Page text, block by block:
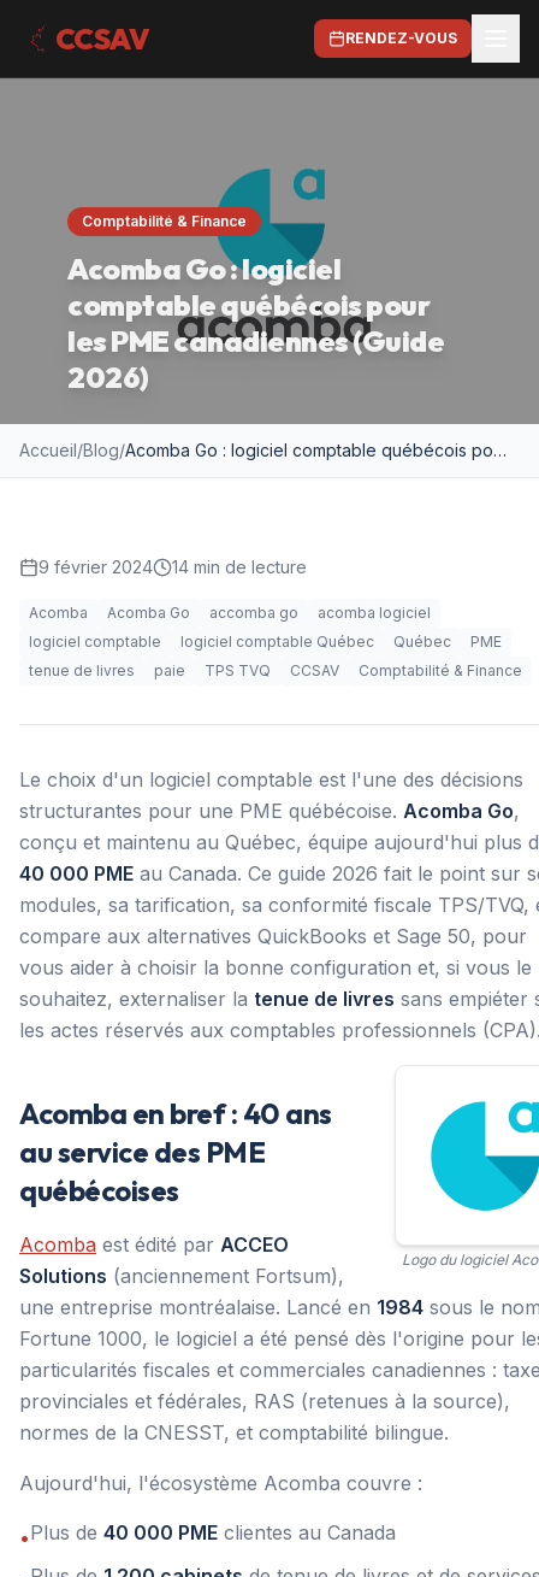
CCSAV RENDEZ-VOUS
Comptabilité & Finance
Acomba Go : logiciel
comptable québécois pour
les PME canadiennes (Guide
2026)
Accueil/Blog/ Acomba Go : logiciel comptable québécois pour les PME canadiennes (Guide 2026)
9 février 2024 14 min de lecture
Acomba Acomba Go accomba go
acomba logiciel
logiciel comptable
logiciel comptable Québec Québec
PME
tenue de livres
paie TPS TVQ CCSAV Comptabilité & Finance
Le choix d'un logiciel comptable est l'une des décisions
structurantes pour une PME québécoise. Acomba Go,
conçu et maintenu au Québec, équipe aujourd'hui plus
40 000 PME au Canada. Ce guide 2026 fait le point sur
modules, sa tarification, sa conformité fiscale TPS/TVQ,
compare aux alternatives QuickBooks et Sage 50, pour
vous aider à choisir la bonne configuration et, si vous le
souhaitez, externaliser la tenue de livres sans empiéter
les actes réservés aux comptables professionnels
Logo du logiciel
Acomba en bref : 40 ans
au service des PME
québécoises
Acomba est édité par ACCEO
Solutions (anciennement Fortsum),
une entreprise montréalaise. Lancé en 1984 sous le
Fortune 1000, le logiciel a été pensé dès l'origine pour
particularités fiscales et commerciales canadiennes :
provinciales et fédérales, RAS (retenues à la source),
normes de la CNESST, et comptabilité bilingue.
Aujourd'hui, l'écosystème Acomba couvre :
•Plus de 40 000 PME clientes au Canada